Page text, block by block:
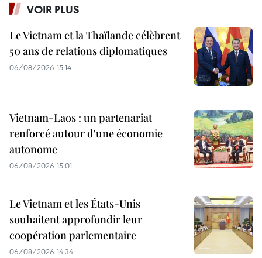
VOIR PLUS
Le Vietnam et la Thaïlande célèbrent
50 ans de relations diplomatiques
06/08/2026 15:14
Vietnam-Laos : un partenariat
renforcé autour d'une économie
autonome
06/08/2026 15:01
Le Vietnam et les États-Unis
souhaitent approfondir leur
coopération parlementaire
06/08/2026 14:34